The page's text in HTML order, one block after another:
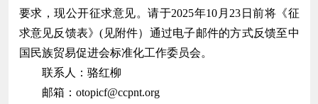
要求，现公开征求意见。请于2025年10月23日前将《征
求意见反馈表》(见附件）通过电子邮件的方式反馈至中
国民族贸易促进会标准化工作委员会。
联系人：骆红柳
邮箱：otopicf@ccpnt.org